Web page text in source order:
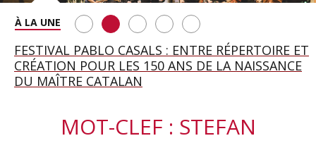
SAINT FRANÇOIS D’ASSISE À SALZBOURG, UNE
SOIRÉE IMMENSE PORTÉE PAR ROMEO
CASTELLUCCI ET MAXIME PASCAL
FESTIVAL PABLO CASALS : ENTRE RÉPERTOIRE ET
CRÉATION POUR LES 150 ANS DE LA NAISSANCE
DU MAÎTRE CATALAN
A BAYREUTH, LE 150E ANNIVERSAIRE DU RING
WAGNÉRIEN GÉNÉRÉ PAR L’IA
BETSY JOLAS FÊTE SON CENTIÈME
ANNIVERSAIRE
GEORGE BENJAMIN : « MES PARENTS AVAIENT
CETTE EXIGENCE DE L’OBJET CISELÉ »
MOT-CLEF : STEFAN